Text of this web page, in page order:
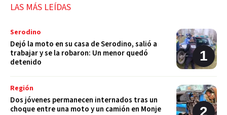
LAS MÁS LEÍDAS
Serodino
Dejó la moto en su casa de Serodino, salió a
trabajar y se la robaron: Un menor quedó
detenido
Región
Dos jóvenes permanecen internados tras un
choque entre una moto y un camión en Monje